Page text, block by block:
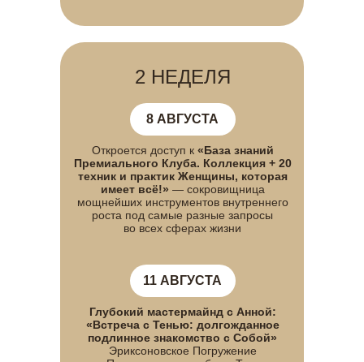
2 НЕДЕЛЯ
8 АВГУСТА
Откроется доступ к «База знаний
Премиального Клуба. Коллекция + 20
техник и практик Женщины, которая
имеет всё!» — сокровищница
мощнейших инструментов внутреннего
роста под самые разные запросы
во всех сферах жизни
11 АВГУСТА
Глубокий мастермайнд с Анной:
«Встреча с Тенью: долгожданное
подлинное знакомство с Собой»
Эриксоновское Погружение